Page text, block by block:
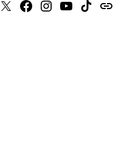
X Faceboook
Instagram
YoutubeTiktokissuu